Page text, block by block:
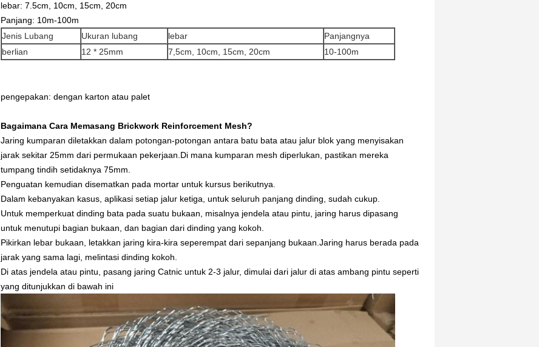
lebar: 7.5cm, 10cm, 15cm, 20cm
Panjang: 10m-100m
Jenis Lubang
Ukuran lubang lebar
Panjangnya
berlian
12 * 25mm 7,5cm, 10cm, 15cm, 20cm 10-100m
pengepakan: dengan karton atau palet
Bagaimana Cara Memasang Brickwork Reinforcement Mesh?
Jaring kumparan diletakkan dalam potongan-potongan antara batu bata atau jalur blok yang menyisakan
jarak sekitar 25mm dari permukaan pekerjaan.Di mana kumparan mesh diperlukan, pastikan mereka
tumpang tindih setidaknya 75mm.
Penguatan kemudian disematkan pada mortar untuk kursus berikutnya.
Dalam kebanyakan kasus, aplikasi setiap jalur ketiga, untuk seluruh panjang dinding, sudah cukup.
Untuk memperkuat dinding bata pada suatu bukaan, misalnya jendela atau pintu, jaring harus dipasang
untuk menutupi bagian bukaan, dan bagian dari dinding yang kokoh.
Pikirkan lebar bukaan, letakkan jaring kira-kira seperempat dari sepanjang bukaan.Jaring harus berada pada
jarak yang sama lagi, melintasi dinding kokoh.
Di atas jendela atau pintu, pasang jaring Catnic untuk 2-3 jalur, dimulai dari jalur di atas ambang pintu seperti
yang ditunjukkan di bawah ini